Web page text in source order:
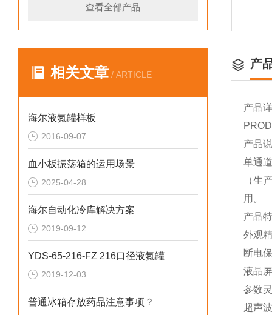
查看全部产品
相关文章 / ARTICLE
海尔液氮罐样板
2016-09-07
血小板振荡箱的运用场景
2025-04-28
海尔自动化冷库解决方案
2019-09-12
YDS-65-216-FZ 216口径液氮罐
2019-12-03
普通冰箱存放药品注意事项？
产
产品
产品
单通
（生
用。
产品
外观
断电
液晶
参数
超声